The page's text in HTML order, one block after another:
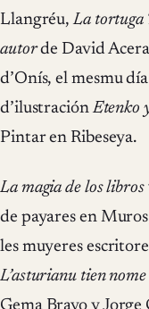
Llangréu,La tortuga
autorde David
d’Onís, el mesmu
d’ilustraciónEtenko
Pintar en Ribeseya.
La magia de los libros
de payares en
les muyeres
L’asturianu tien